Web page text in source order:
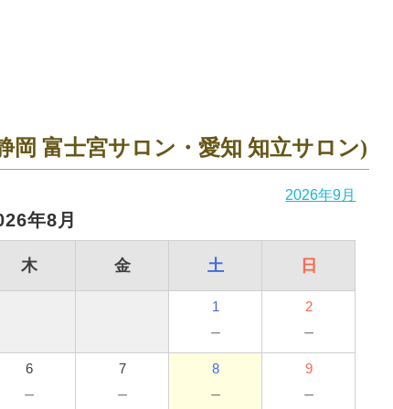
岡 富士宮サロン・愛知 知立サロン)
2026年9月
年8月
木 金 土 日
1
－
2
－
6
－
7
－
8
－
9
－